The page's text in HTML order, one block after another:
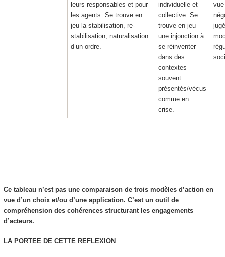
leurs responsables et pour
les agents. Se trouve en
jeu la stabilisation, re-
stabilisation, naturalisation
d’un ordre.
individuelle et
collective. Se
trouve en jeu
une injonction à
se réinventer
dans des
contextes
souvent
présentés/vécus
comme en
crise.
Ce tableau n’est pas une comparaison de trois modèles d’action en
vue d’un choix et/ou d’une application. C’est un outil de
compréhension des cohérences structurant les engagements
d’acteurs.
LA PORTEE DE CETTE REFLEXION